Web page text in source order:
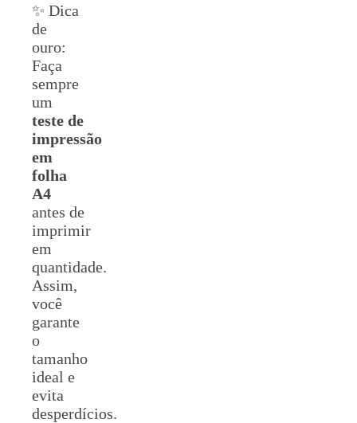
✨ Dica
de
ouro:
Faça
sempre
um
teste de
impressão
em
folha
A4
antes de
imprimir
em
quantidade.
Assim,
você
garante
o
tamanho
ideal e
evita
desperdícios.